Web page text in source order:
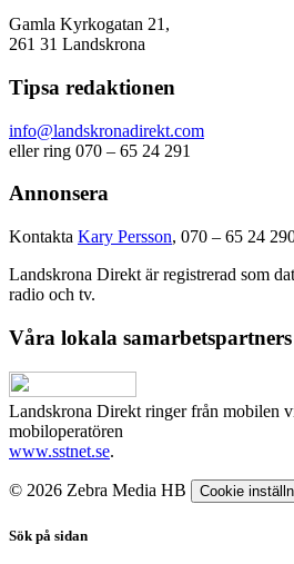
Gamla Kyrkogatan 21,
261 31 Landskrona
Tipsa redaktionen
info@landskronadirekt.com
eller ring 070 – 65 24 291
Annonsera
Kontakta Kary Persson, 070 – 65 24
Landskrona Direkt är registrerad som
radio och tv.
Våra lokala samarbetspartners
Landskrona Direkt ringer från mobilen
mobiloperatören
www.sstnet.se.
© 2026 Zebra Media HB Cookie
Sök på sidan